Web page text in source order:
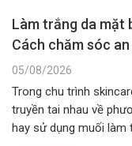
Làm trắng da mặt
Cách chăm sóc
05/08/2026
Trong chu trình
truyền tai nhau về
hay sử dụng muối làm